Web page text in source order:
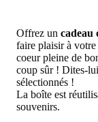
Offrez un cadeau
faire plaisir à
coeur pleine de
coup sûr ! Dites-
sélectionnés !
La boîte est
souvenirs.